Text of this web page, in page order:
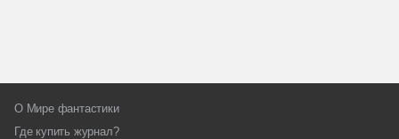
О Мире фантастики
Где купить журнал?